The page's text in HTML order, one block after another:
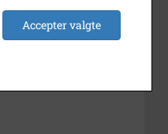
Accepter valgte